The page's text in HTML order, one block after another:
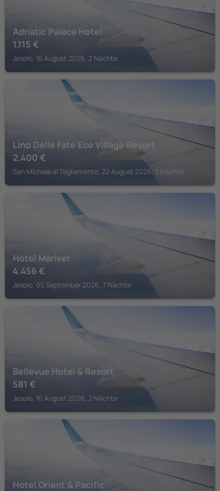
Adriatic Palace Hotel
1.115 €
Jesolo, 16 August 2026, 2 Nächte
SAN MICHELE AL TAGLIAMENTO
Lino Delle Fate Eco Village Resort
2.400 €
San Michele al Tagliamento, 22 August 2026, 7 Nächte
Hotel Mariver
4.456 €
Jesolo, 05 September 2026, 7 Nächte
Bellevue Hotel & Resort
581 €
Jesolo, 16 August 2026, 2 Nächte
Hotel Orient & Pacific